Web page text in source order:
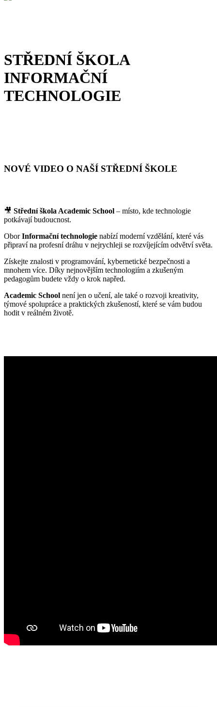
STŘEDNÍ ŠKOLA
INFORMAČNÍ
TECHNOLOGIE
NOVÉ VIDEO O NAŠÍ STŘEDNÍ ŠKOLE
🎥 Střední škola Academic School – místo, kde technologie
potkávají budoucnost.
OborInformační technologie nabízí moderní vzdělání, které vás
připraví na profesní dráhu v nejrychleji se rozvíjejícím odvětví světa.
Získejte znalosti v programování, kybernetické bezpečnosti a
mnohem více. Díky nejnovějším technologiím a zkušeným
pedagogům budete vždy o krok napřed.
Academic School není jen o učení, ale také o rozvoji kreativity,
týmové spolupráce a praktických zkušeností, které se vám budou
hodit v reálném životě.